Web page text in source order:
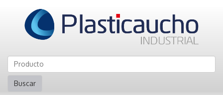
Buscar